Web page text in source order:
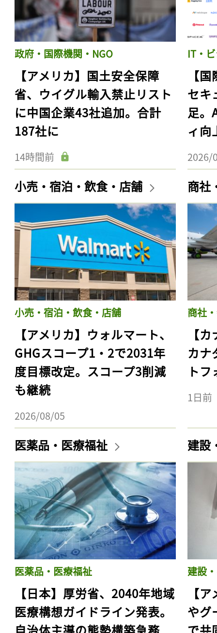
政府・国際機関・NGO
【アメリカ】国土安全保障
省、ウイグル輸入禁止リスト
に中国企業43社追加。合計
187社に
14時間前
IT・
【
セキ
足。
ィ向
2026/
小売・宿泊・飲食・店舗
小売・宿泊・飲食・店舗
【アメリカ】ウォルマート、
GHGスコープ1・2で2031年
度目標改定。スコープ3削減
も継続
2026/08/05
商社
商社
【
カナ
ト
1日前
医薬品・医療福祉
医薬品・医療福祉
【日本】厚労省、2040年地域
医療構想ガイドライン発表。
建設
建設
【
やグ